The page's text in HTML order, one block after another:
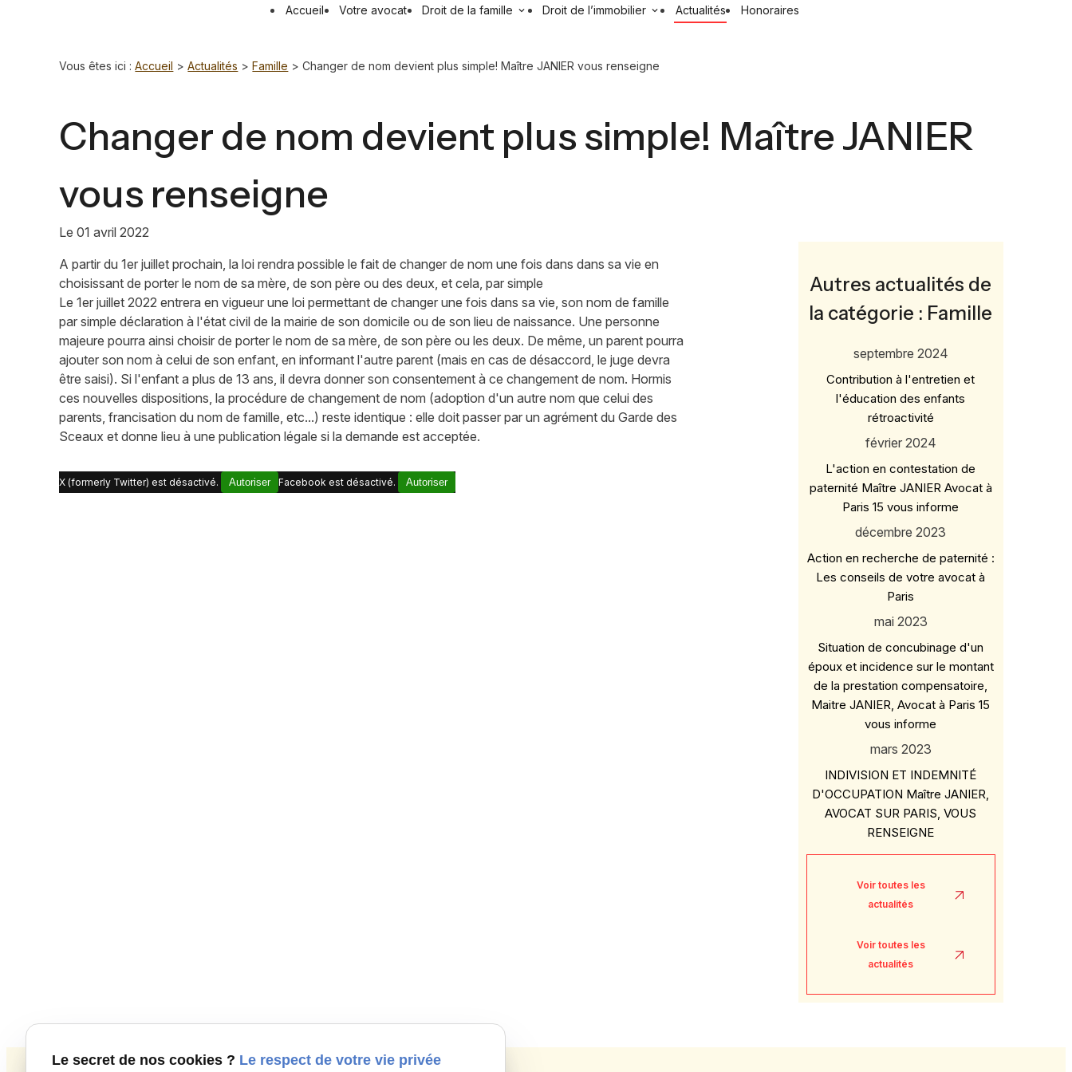
Accueil Votre avocat Droit de la famille Droit de l’immobilier Actualités Honoraires
Vous êtes ici : Accueil >Actualités >Famille > Changer de nom devient plus simple! Maître JANIER vous renseigne
Changer de nom devient plus simple! Maître JANIER
vous renseigne
Le01 avril 2022
A partir du 1er juillet prochain, la loi rendra possible le fait de changer de nom une fois dans dans sa vie en
choisissant de porter le nom de sa mère, de son père ou des deux, et cela, par simple
Le 1er juillet 2022 entrera en vigueur une loi permettant de changer une fois dans sa vie, son nom de famille
par simple déclaration à l'état civil de la mairie de son domicile ou de son lieu de naissance. Une personne
majeure pourra ainsi choisir de porter le nom de sa mère, de son père ou les deux. De même, un parent pourra
ajouter son nom à celui de son enfant, en informant l'autre parent (mais en cas de désaccord, le juge devra
être saisi). Si l'enfant a plus de 13 ans, il devra donner son consentement à ce changement de nom. Hormis
ces nouvelles dispositions, la procédure de changement de nom (adoption d'un autre nom que celui des
parents, francisation du nom de famille, etc...) reste identique : elle doit passer par un agrément du Garde des
Sceaux et donne lieu à une publication légale si la demande est acceptée.
X (formerly Twitter) est désactivé. Autoriser Facebook est désactivé. Autoriser
Autres actualités de
la catégorie : Famille
septembre 2024
Contribution à l'entretien et
l'éducation des enfants
rétroactivité
février 2024
L'action en contestation de
paternité Maître JANIER Avocat à
Paris 15 vous informe
décembre 2023
Action en recherche de paternité :
Les conseils de votre avocat à
Paris
mai 2023
Situation de concubinage d'un
époux et incidence sur le montant
de la prestation compensatoire,
Maitre JANIER, Avocat à Paris 15
vous informe
mars 2023
INDIVISION ET INDEMNITÉ
D'OCCUPATION Maître JANIER,
AVOCAT SUR PARIS, VOUS
RENSEIGNE
Voir toutes les
actualités
Voir toutes les
actualités
Le secret de nos cookies ? Le respect de votre vie privée